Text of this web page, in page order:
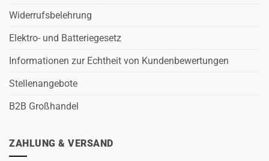
Widerrufsbelehrung
Elektro- und Batteriegesetz
Informationen zur Echtheit von Kundenbewertungen
Stellenangebote
B2B Großhandel
ZAHLUNG & VERSAND